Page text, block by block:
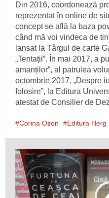
Din 2016, coordonează
reprezentat în online de
concept se află la baza
când mă voi vindeca de
lansat la Târgul de carte
„Tentații”. În mai 2017, a
amanților”, al patrulea
octombrie 2017, „Despre
folosire”, la Editura
atestat de Consilier de
Corina Ozon Editura Herg